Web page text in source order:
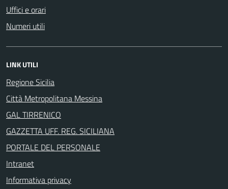
Uffici e orari
Numeri utili
LINK UTILI
Regione Sicilia
Città Metropolitana Messina
GAL TIRRENICO
GAZZETTA UFF. REG. SICILIANA
PORTALE DEL PERSONALE
Intranet
Informativa privacy